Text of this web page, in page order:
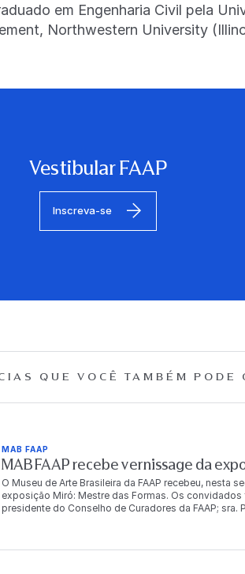
em Engenharia Civil pela
Northwestern University
Vestibular FAAP
Inscreva-se
QUE VOCÊ TAMBÉM PODE
MAB FAAP
MAB FAAP recebe vernissage da
O Museu de Arte Brasileira da FAAP recebeu, nesta
exposição Miró: Mestre das Formas. Os
presidente do Conselho de Curadores da FAAP; sra.